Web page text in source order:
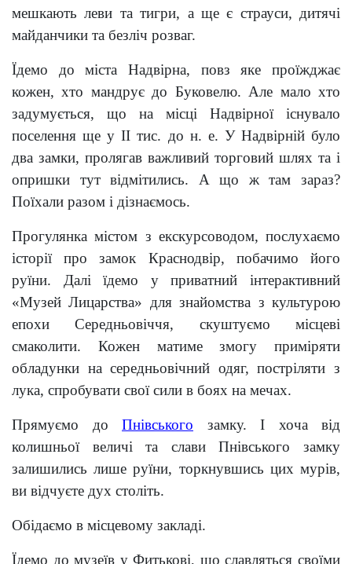
мешкають леви та тигри, а ще є страуси, дитячі
майданчики та безліч розваг.
Їдемо до міста Надвірна, повз яке проїжджає
кожен, хто мандрує до Буковелю. Але мало хто
задумується, що на місці Надвірної існувало
поселення ще у ІІ тис. до н. е. У Надвірній було
два замки, пролягав важливий торговий шлях та і
опришки тут відмітились. А що ж там зараз?
Поїхали разом і дізнаємось.
Прогулянка містом з екскурсоводом, послухаємо
історії про замок Краснодвір, побачимо його
руїни. Далі їдемо у приватний інтерактивний
«Музей Лицарства» для знайомства з культурою
епохи Середньовіччя, скуштуємо місцеві
смаколити. Кожен матиме змогу приміряти
обладунки на середньовічний одяг, постріляти з
лука, спробувати свої сили в боях на мечах.
Прямуємо до Пнівського замку.
І хоча від
колишньої величі та слави Пнівського замку
залишились лише руїни, торкнувшись цих мурів,
ви відчуєте дух століть.
Обідаємо в місцевому закладі.
Їдемо до музеїв у Фитькові, що славляться своїми